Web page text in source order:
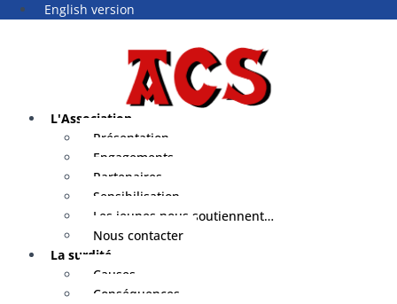
English version
L'Association
Présentation
Engagements
Partenaires
Sensibilisation
Les jeunes nous soutiennent…
Nous contacter
La surdité
Causes
Conséquences